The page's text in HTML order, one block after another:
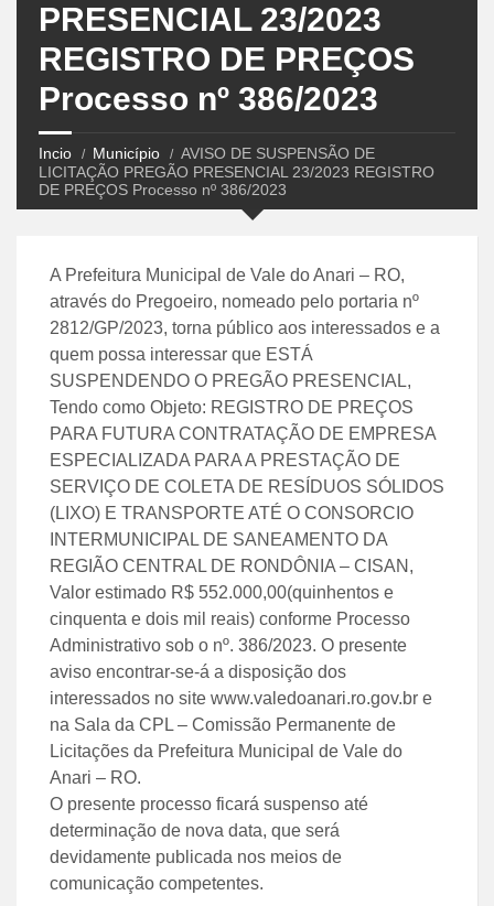
PRESENCIAL 23/2023
REGISTRO DE PREÇOS
Processo nº 386/2023
Incio Município
AVISO DE SUSPENSÃO DE
LICITAÇÃO PREGÃO PRESENCIAL 23/2023 REGISTRO
DE PREÇOS Processo nº 386/2023
A Prefeitura Municipal de Vale do Anari – RO,
através do Pregoeiro, nomeado pelo portaria nº
2812/GP/2023, torna público aos interessados e a
quem possa interessar que ESTÁ
SUSPENDENDO O PREGÃO PRESENCIAL,
Tendo como Objeto: REGISTRO DE PREÇOS
PARA FUTURA CONTRATAÇÃO DE EMPRESA
ESPECIALIZADA PARA A PRESTAÇÃO DE
SERVIÇO DE COLETA DE RESÍDUOS SÓLIDOS
(LIXO) E TRANSPORTE ATÉ O CONSORCIO
INTERMUNICIPAL DE SANEAMENTO DA
REGIÃO CENTRAL DE RONDÔNIA – CISAN,
Valor estimado R$ 552.000,00(quinhentos e
cinquenta e dois mil reais) conforme Processo
Administrativo sob o nº. 386/2023. O presente
aviso encontrar-se-á a disposição dos
interessados no site www.valedoanari.ro.gov.br e
na Sala da CPL – Comissão Permanente de
Licitações da Prefeitura Municipal de Vale do
Anari – RO.
O presente processo ficará suspenso até
determinação de nova data, que será
devidamente publicada nos meios de
comunicação competentes.